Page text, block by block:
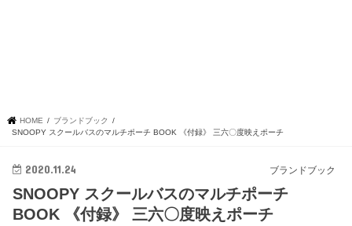
HOME
ブランドブック
SNOOPY スクールバスのマルチポーチ BOOK 《付録》 三六〇度映えポーチ
ブランドブック
2020.11.24
SNOOPY スクールバスのマルチポーチ
BOOK 《付録》 三六〇度映えポーチ